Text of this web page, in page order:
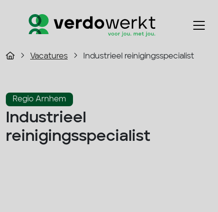
Vacatures Industrieel reinigingsspecialist
Regio Arnhem
Industrieel
reinigingsspecialist